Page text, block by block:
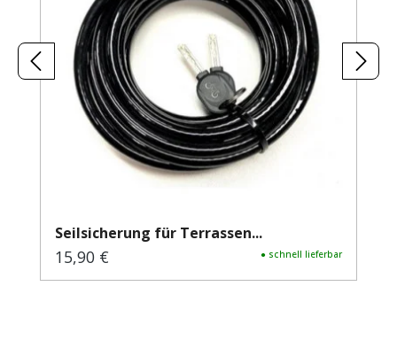
Seilsicherung für Terrassen...
Regulärer Preis:
15,90 € ● schnell lieferbar